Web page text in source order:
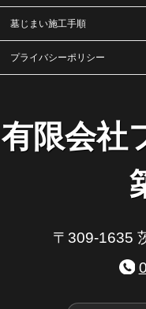
墓じまい施工手順
プライバシーポリシー
有限会社
〒309-1635